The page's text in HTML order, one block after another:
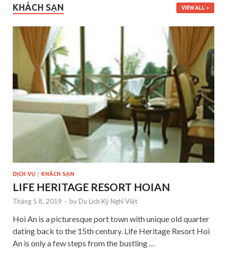
KHÁCH SẠN VIEW ALL
DỊCH VỤ / KHÁCH SẠN
LIFE HERITAGE RESORT HOIAN
Tháng 5 8, 2019 - by Du Lịch Kỳ Nghỉ Việt
Hoi An is a picturesque port town with unique old quarter
dating back to the 15th century. Life Heritage Resort Hoi
An is only a few steps from the bustling …